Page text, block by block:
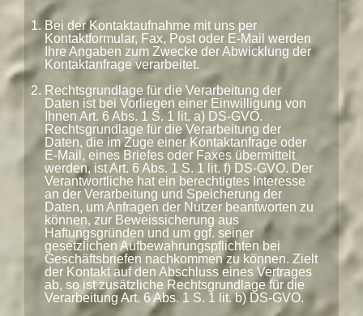
Bei der Kontaktaufnahme mit uns per
Kontaktformular, Fax, Post oder E-Mail werden
Ihre Angaben zum Zwecke der Abwicklung der
Kontaktanfrage verarbeitet.
Rechtsgrundlage für die Verarbeitung der
Daten ist bei Vorliegen einer Einwilligung von
Ihnen Art. 6 Abs. 1 S. 1 lit. a) DS-GVO.
Rechtsgrundlage für die Verarbeitung der
Daten, die im Zuge einer Kontaktanfrage oder
E-Mail, eines Briefes oder Faxes übermittelt
werden, ist Art. 6 Abs. 1 S. 1 lit. f) DS-GVO. Der
Verantwortliche hat ein berechtigtes Interesse
an der Verarbeitung und Speicherung der
Daten, um Anfragen der Nutzer beantworten zu
können, zur Beweissicherung aus
Haftungsgründen und um ggf. seiner
gesetzlichen Aufbewahrungspflichten bei
Geschäftsbriefen nachkommen zu können. Zielt
der Kontakt auf den Abschluss eines Vertrages
ab, so ist zusätzliche Rechtsgrundlage für die
Verarbeitung Art. 6 Abs. 1 S. 1 lit. b) DS-GVO.